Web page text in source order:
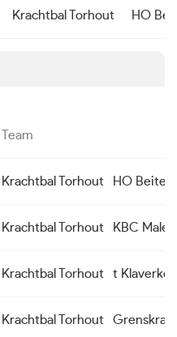
Krachtbal Torhout HO
Team
Krachtbal Torhout HO
Krachtbal Torhout KBC Male
Krachtbal Torhout t
Krachtbal Torhout